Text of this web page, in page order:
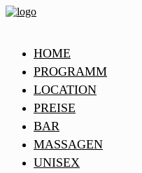
HOME
PROGRAMM
LOCATION
PREISE
BAR
MASSAGEN
UNISEX